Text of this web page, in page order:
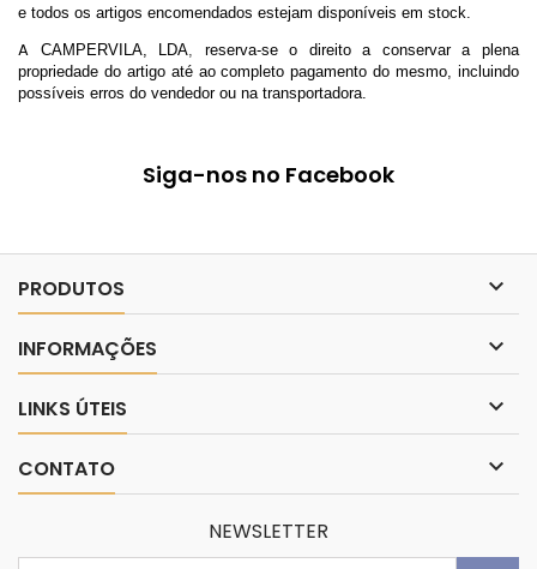
e todos os artigos encomendados estejam disponíveis em stock.
A CAMPERVILA, LDA, reserva-se o direito a conservar a plena
propriedade do artigo até ao completo pagamento do mesmo, incluindo
possíveis erros do vendedor ou na transportadora.
Siga-nos no Facebook
PRODUTOS 
INFORMAÇÕES 
LINKS ÚTEIS 
CONTATO 
NEWSLETTER